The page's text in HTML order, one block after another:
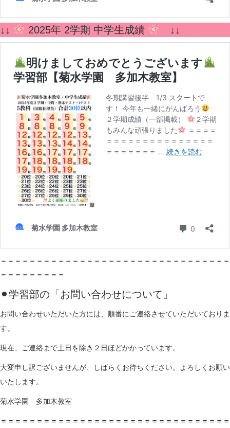
↓↓ 2025年 2学期 中学生成績 ↓↓
＝＝＝＝＝＝＝＝＝＝＝＝＝＝＝＝＝＝＝＝＝＝＝＝＝＝＝＝＝＝＝＝
＝＝＝＝＝＝＝＝＝
⚫︎学習部の「お問い合わせについて」
お問い合わせいただいた方には、順番にご連絡させていただいておりま
す。
現在、ご連絡まで土日を除き２日ほどかかっています。
大変申し訳ございませんが、しばらくお待ちください。よろしくお願い
いたします。
菊水学園 多加木教室
＝＝＝＝＝＝＝＝＝＝＝＝＝＝＝＝＝＝＝＝＝＝＝＝＝＝＝＝＝＝＝＝